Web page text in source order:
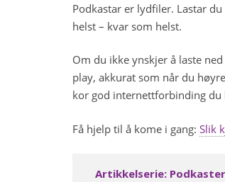
Podkastar er lydfiler. Lastar
helst – kvar som helst.
Om du ikke ynskjer å laste
play, akkurat som når du
kor god internettforbinding du
Få hjelp til å kome i gang: Slik
Artikkelserie: